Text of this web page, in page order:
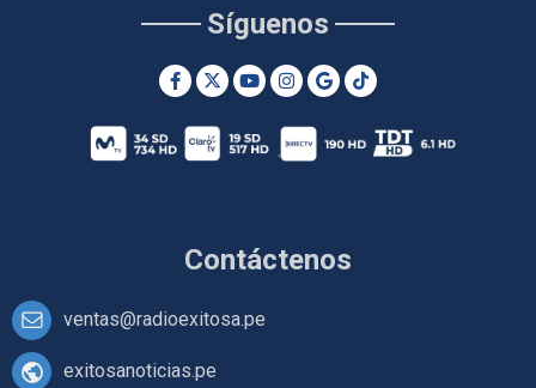
Contáctenos
ventas@radioexitosa.pe
exitosanoticias.pe
Síguenos